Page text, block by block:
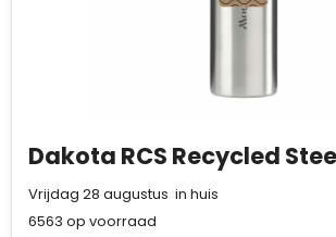
Vrijdag 28 augustus in huis
6563 op voorraad